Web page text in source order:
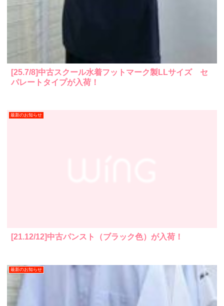
[25.7/8]中古スクール水着フットマーク製LLサイズ セ
パレートタイプが入荷！
最新のお知らせ
[21.12/12]中古パンスト（ブラック色）が入荷！
最新のお知らせ